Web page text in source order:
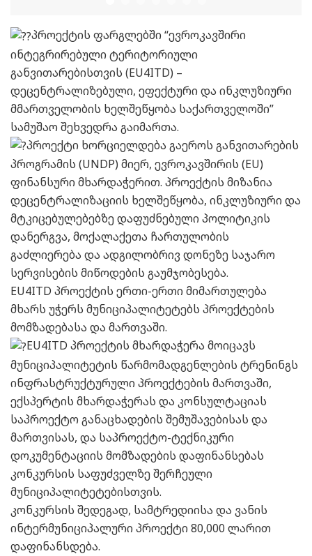
პროექტის ფარგლებში “ევროკავშირი
ინტეგრირებული ტერიტორიული
განვითარებისთვის (EU4ITD) –
დეცენტრალიზებული, ეფექტური და ინკლუზიური
მმართველობის ხელშეწყობა საქართველოში”
სამუშაო შეხვედრა გაიმართა.
პროექტი ხორციელდება გაეროს განვითარების
პროგრამის (UNDP) მიერ, ევროკავშირის (EU)
ფინანსური მხარდაჭერით. პროექტის მიზანია
დეცენტრალიზაციის ხელშეწყობა, ინკლუზიური და
მტკიცებულებებზე დაფუძნებული პოლიტიკის
დანერგვა, მოქალაქეთა ჩართულობის
გაძლიერება და ადგილობრივ დონეზე საჯარო
სერვისების მიწოდების გაუმჯობესება.
EU4ITD პროექტის ერთი-ერთი მიმართულება
მხარს უჭერს მუნიციპალიტეტებს პროექტების
მომზადებასა და მართვაში.
EU4ITD პროექტის მხარდაჭერა მოიცავს
მუნიციპალიტეტის წარმომადგენლების ტრენინგს
ინფრასტრუქტურული პროექტების მართვაში,
ექსპერტის მხარდაჭერას და კონსულტაციას
საპროექტო განაცხადების შემუშავებისას და
მართვისას, და საპროექტო-ტექნიკური
დოკუმენტაციის მომზადების დაფინანსებას
კონკურსის საფუძველზე შერჩეული
მუნიციპალიტეტებისთვის.
კონკურსის შედეგად, სამტრედიისა და ვანის
ინტერმუნიციპალური პროექტი 80,000 ლარით
დაფინანსდება.